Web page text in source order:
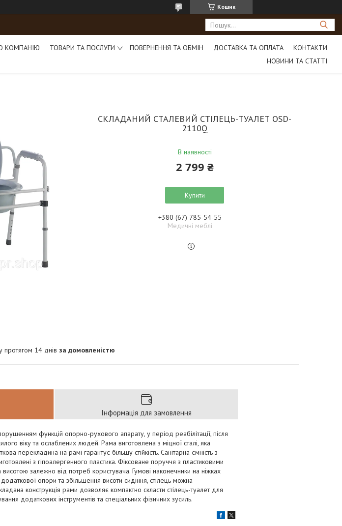
Кошик
КОМПАНІЮ ТОВАРИ ТА ПОСЛУГИ ПОВЕРНЕННЯ ТА ОБМІН ДОСТАВКА ТА ОПЛАТА
КОНТАКТИ
НОВИНИ ТА СТАТТІ
СКЛАДАНИЙ СТАЛЕВИЙ СТІЛЕЦЬ-ТУАЛЕТ OSD-
2110Q
В наявності
2 799 ₴
Купити
+380 (67) 785-54-55
Медичні меблі
протягом 14 днів за домовленістю
Інформація для замовлення
функцій опорно-рухового апарату, у період реабілітації, після
віку та ослаблених людей. Рама виготовлена з міцної сталі, яка
перекладина на рамі гарантує більшу стійкість. Санітарна ємність з
з гіпоалергенного пластика. Фіксоване поруччя з пластиковими
висотою залежно від потреб користувача. Гумові наконечники на ніжках
опори та збільшення висоти сидіння, стілець можна
конструкція рами дозволяє компактно скласти стілець-туалет для
додаткових інструментів та спеціальних фізичних зусиль.